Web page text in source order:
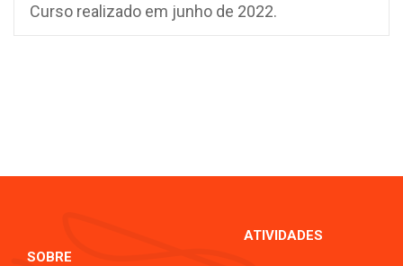
Curso realizado em junho de 2022.
SOBRE
ATIVIDADES